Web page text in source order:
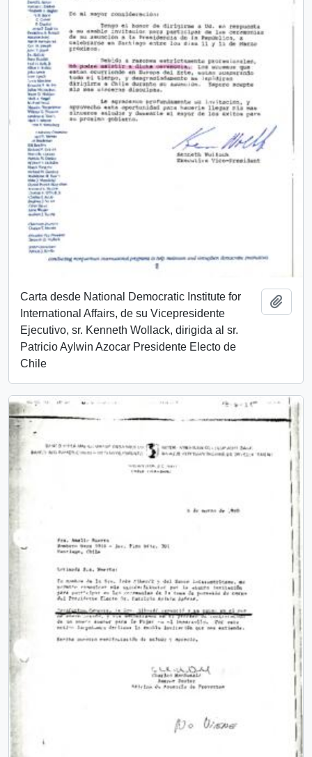
Carta desde National Democratic Institute for
International Affairs, de su Vicepresidente
Ejecutivo, sr. Kenneth Wollack, dirigida al sr.
Patricio Aylwin Azocar Presidente Electo de
Chile